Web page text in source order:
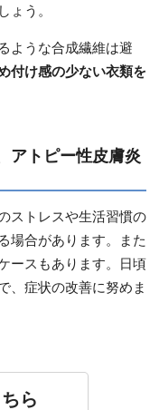
ょう。
ような合成繊維は避
付け感の少ない衣類を
アトピー性皮膚炎
ストレスや生活習慣の
場合があります。また
ースもあります。日頃
、症状の改善に努めま
ら